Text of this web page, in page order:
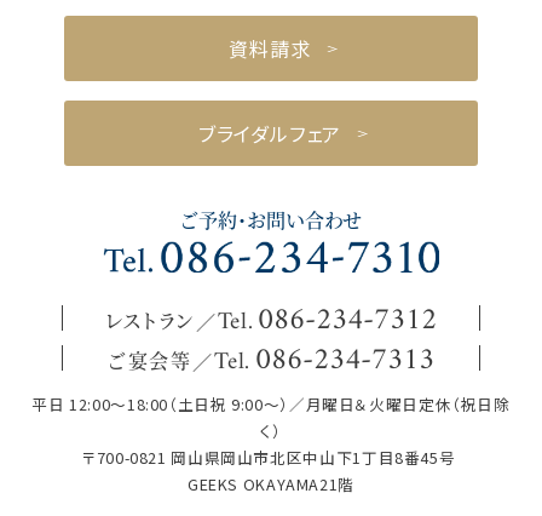
資料請求
ブライダルフェア
ご予約・お問い合わせ
レストラン Tel. 086-234-7312
ご宴会等 Tel. 086-234-7313
平日 12:00～18:00（土日祝 9:00～）／月曜日＆火曜日定休（祝日除
く）
〒700-0821 岡山県岡山市北区中山下1丁目8番45号
GEEKS OKAYAMA21階